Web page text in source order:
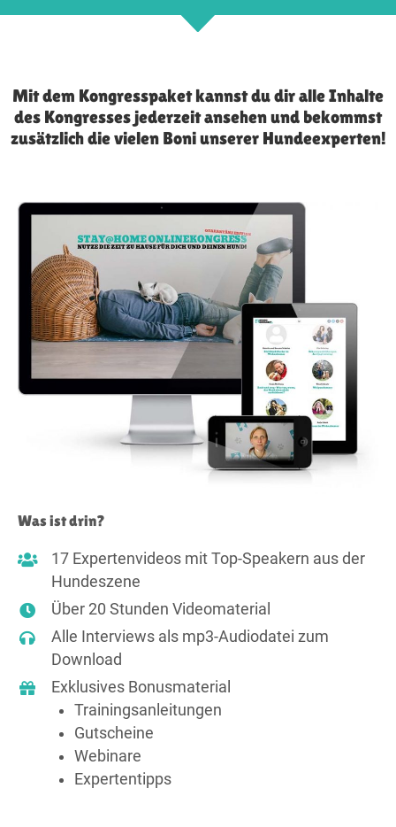
Mit dem Kongresspaket kannst du dir alle Inhalte
des Kongresses jederzeit ansehen und bekommst
zusätzlich die vielen Boni unserer Hundeexperten!
Was ist drin?
17 Expertenvideos mit Top-Speakern aus der
Hundeszene
Über 20 Stunden Videomaterial
Alle Interviews als mp3-Audiodatei zum
Download
Exklusives Bonusmaterial
Trainings­anleitungen
Gutscheine
Webinare
Expertentipps